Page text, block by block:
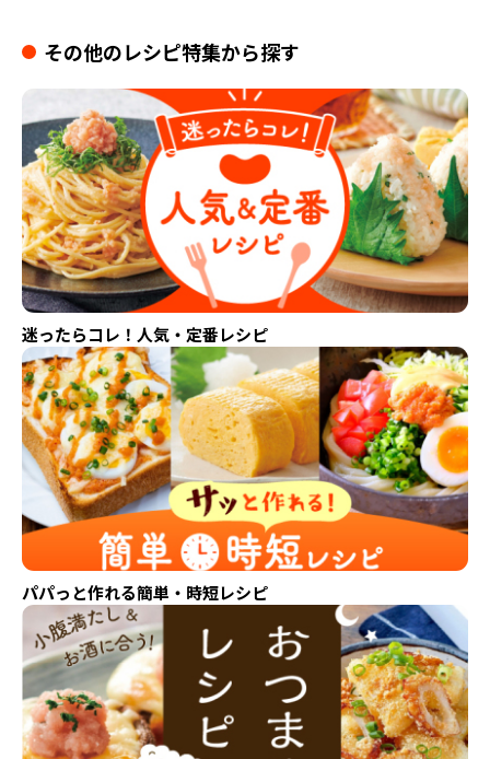
その他のレシピ特集から探す
迷ったらコレ！人気・定番レシピ
パパっと作れる簡単・時短レシピ